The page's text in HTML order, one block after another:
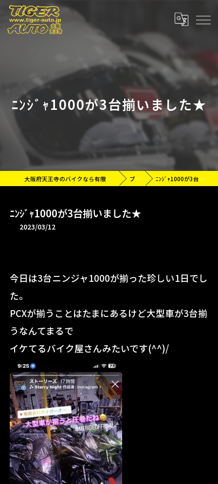
ﾆﾝｼﾞｬ1000が3台揃いました★
大阪府天王寺のバイクなら有限会社タイガーオート ブログ ﾆﾝｼﾞｬ1000が3台揃いました★
ﾆﾝｼﾞｬ1000が3台揃いました★
2023/03/12
今日は3台ニンジャ1000が揃った珍しい1日でし
た。
PCXが揃うことはたまにあるけど大型車が3台揃
うなんてまるで
イケてるバイク屋さんみたいです(^^)/